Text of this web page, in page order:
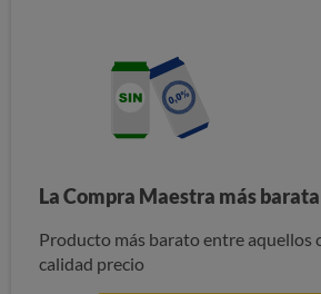
La Compra Maestra más barata
Producto más barato entre aquellos
calidad precio